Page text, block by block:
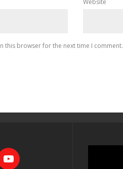
this browser for the next time I comment.